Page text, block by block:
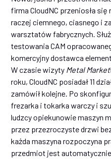
firma CloudNC przeniosła
raczej ciemnego, ciasnego i
warsztatów fabrycznych.
testowania CAM
komercyjny dostawca
W czasie wizyty Metal Market
roku, CloudNC posiadał 11
zamówił kolejne. Po
frezarka i tokarka warczy i
ludzcy opiekunowie maszyn
przez przezroczyste drzwi
każda maszyna rozpoczyna
przedmiot jest